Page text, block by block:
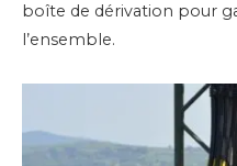
boîte de dérivation pour
l’ensemble.